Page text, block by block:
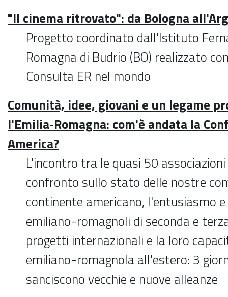
"Il cinema ritrovato": da Bologna
Progetto coordinato dall'Istituto
Romagna di Budrio (BO) realizzato
Consulta ER nel mondo
Comunità, idee, giovani e un legame
l'Emilia-Romagna: com'è andata la
America?
L'incontro tra le quasi 50
confronto sullo stato delle nostre
continente americano, l'entusiasmo
emiliano-romagnoli di seconda e
progetti internazionali e la loro
emiliano-romagnola all'estero: 3
sanciscono vecchie e nuove alleanze